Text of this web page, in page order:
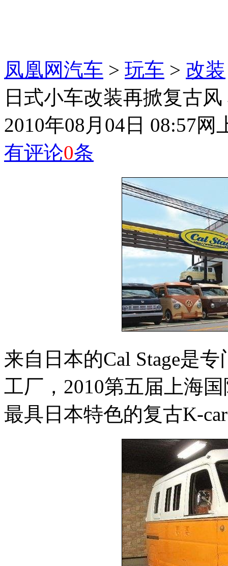
凤凰网汽车 > 玩车 > 改装
日式小车改装再掀复古
2010年08月04日 08:57网
有评论0条
来自日本的Cal Stage是
工厂，2010第五届上海
最具日本特色的复古K-